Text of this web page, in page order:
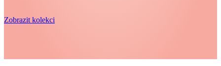
Zobrazit kolekci